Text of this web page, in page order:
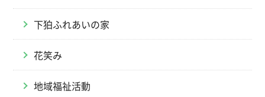
下狛ふれあいの家
花笑み
地域福祉活動